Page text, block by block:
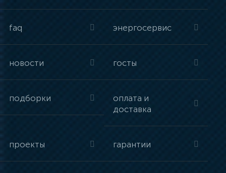
faq энергосервис
новости госты
подборки
оплата и
доставка
проекты гарантии